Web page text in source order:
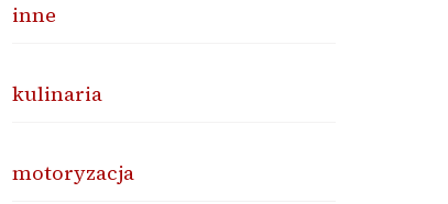
inne
kulinaria
motoryzacja